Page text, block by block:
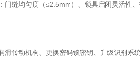
门缝均匀度（≤2.5mm ）、锁具启闭灵活性
滑传动机构、更换密码锁密钥、升级识别系